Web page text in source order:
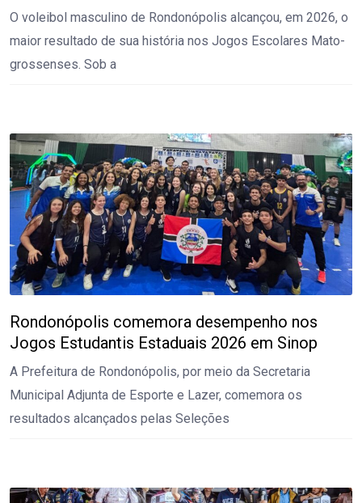
O voleibol masculino de Rondonópolis alcançou, em 2026, o
maior resultado de sua história nos Jogos Escolares Mato-
grossenses. Sob a
Rondonópolis comemora desempenho nos
Jogos Estudantis Estaduais 2026 em Sinop
A Prefeitura de Rondonópolis, por meio da Secretaria
Municipal Adjunta de Esporte e Lazer, comemora os
resultados alcançados pelas Seleções